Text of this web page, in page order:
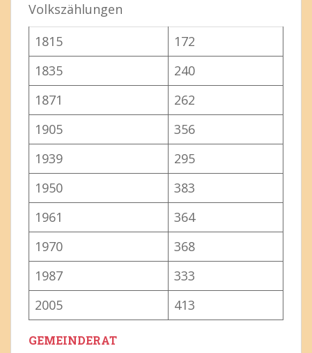
Volkszählungen
1815
172
1835
240
1871
262
1905
356
1939
295
1950
383
1961
364
1970
368
1987
333
2005
413
GEMEINDERAT